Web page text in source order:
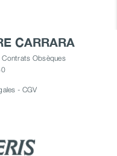
CARRARA
Contrats Obsèques
- CGV